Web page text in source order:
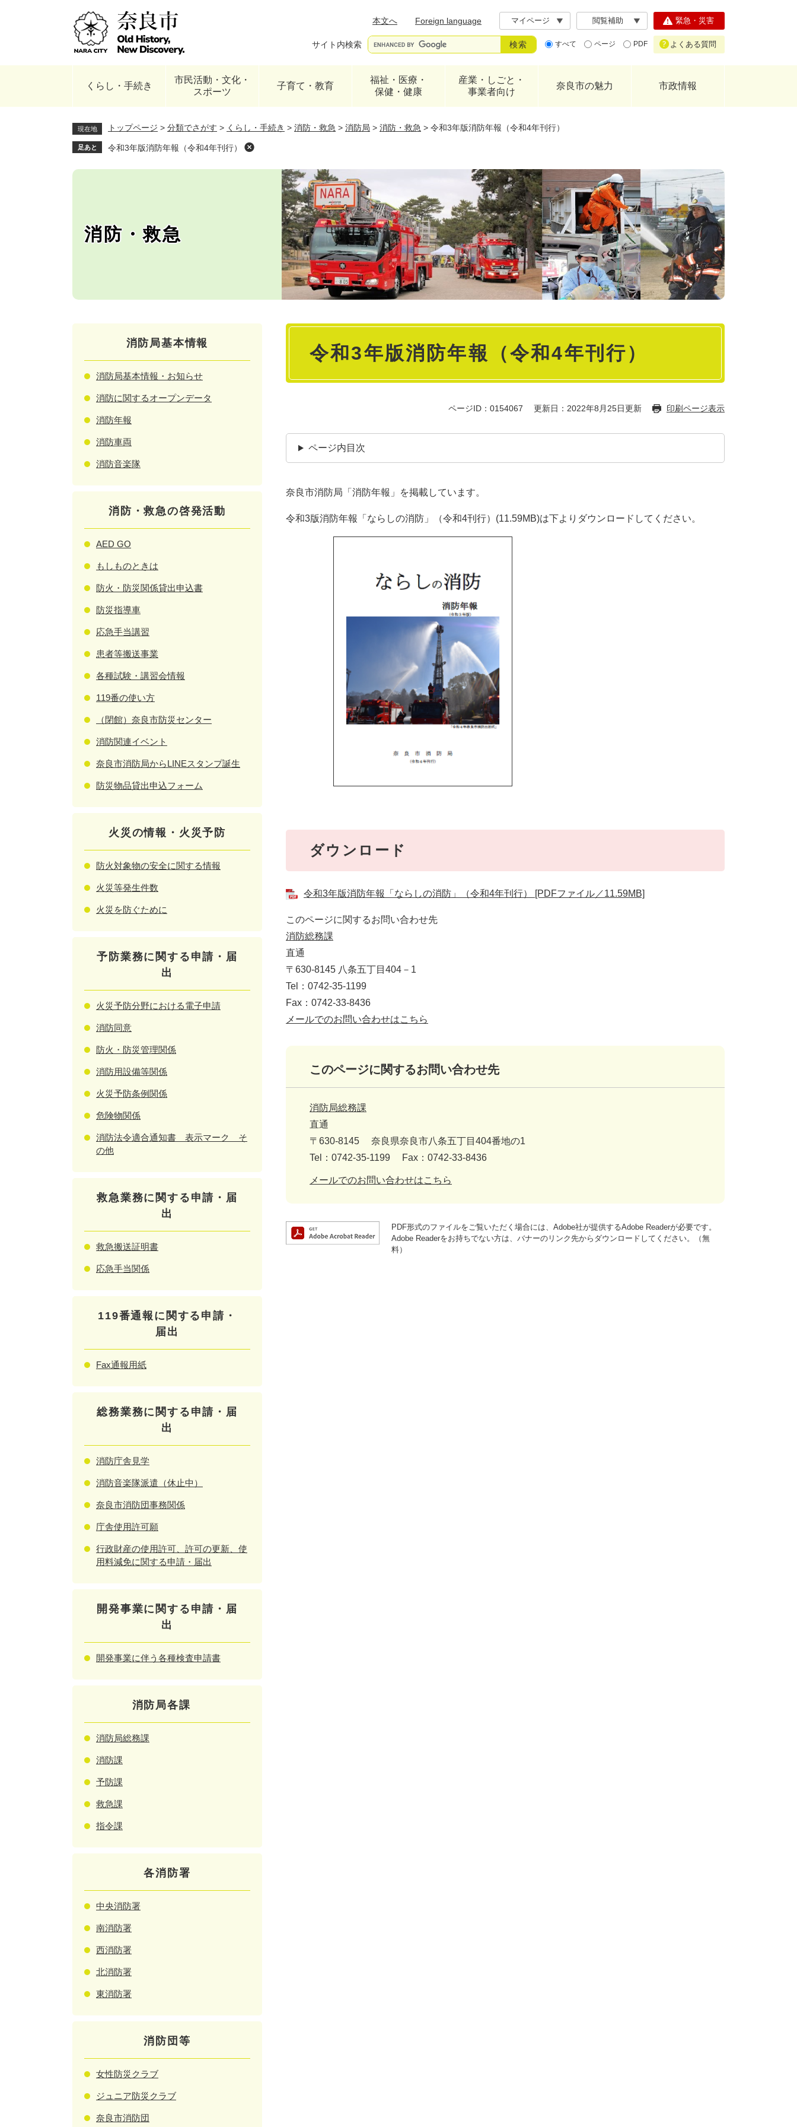
本文へ
Foreign language マイページ 閲覧補助
サイト内検索 すべて ページ PDF
緊急・災害
よくある質問
くらし・手続き
市民活動・文化・
スポーツ
子育て・教育
福祉・医療・
保健・健康
産業・しごと・
事業者向け
奈良市の魅力 市政情報
現在地 トップページ > 分類でさがす > くらし・手続き > 消防・救急 > 消防局 > 消防・救急 > 令和3年版消防年報（令和4年刊行）
足あと 令和3年版消防年報（令和4年刊行）
消防・救急
本
令和3年版消防年報（令和4年刊行）
ページID：0154067 更新日：2022年8月25日更新 印刷ページ表示
ページ内目次
奈良市消防局「消防年報」を掲載しています。
令和3版消防年報「ならしの消防」（令和4刊行）(11.59MB)は下よりダウンロードしてください。
ダウンロード
令和3年版消防年報「ならしの消防」（令和4年刊行） [PDFファイル／11.59MB]
このページに関するお問い合わせ先
消防総務課
直通
〒630-8145 八条五丁目404－1
Tel：0742-35-1199
Fax：0742-33-8436
メールでのお問い合わせはこちら
このページに関するお問い合わせ先
消防局総務課
直通
〒630-8145
奈良県奈良市八条五丁目404番地の1
Tel：0742-35-1199
Fax：0742-33-8436
メールでのお問い合わせはこちら
PDF形式のファイルをご覧いただく場合には、Adobe社が提供するAdobe Readerが必要です。
Adobe Readerをお持ちでない方は、バナーのリンク先からダウンロードしてください。（無
料）
消防局基本情報
消防局基本情報・お知らせ
消防に関するオープンデータ
消防年報
消防車両
消防音楽隊
消防・救急の啓発活動
AED GO
もしものときは
防火・防災関係貸出申込書
防災指導車
応急手当講習
患者等搬送事業
各種試験・講習会情報
119番の使い方
（閉館）奈良市防災センター
消防関連イベント
奈良市消防局からLINEスタンプ誕生
防災物品貸出申込フォーム
火災の情報・火災予防
防火対象物の安全に関する情報
火災等発生件数
火災を防ぐために
予防業務に関する申請・届
出
火災予防分野における電子申請
消防同意
防火・防災管理関係
消防用設備等関係
火災予防条例関係
危険物関係
消防法令適合通知書 表示マーク そ
の他
救急業務に関する申請・届
出
救急搬送証明書
応急手当関係
119番通報に関する申請・
届出
Fax通報用紙
総務業務に関する申請・届
出
消防庁舎見学
消防音楽隊派遣（休止中）
奈良市消防団事務関係
庁舎使用許可願
行政財産の使用許可、許可の更新、使
用料減免に関する申請・届出
開発事業に関する申請・届
出
開発事業に伴う各種検査申請書
消防局各課
消防局総務課
消防課
予防課
救急課
指令課
各消防署
中央消防署
南消防署
西消防署
北消防署
東消防署
消防団等
女性防災クラブ
ジュニア防災クラブ
奈良市消防団